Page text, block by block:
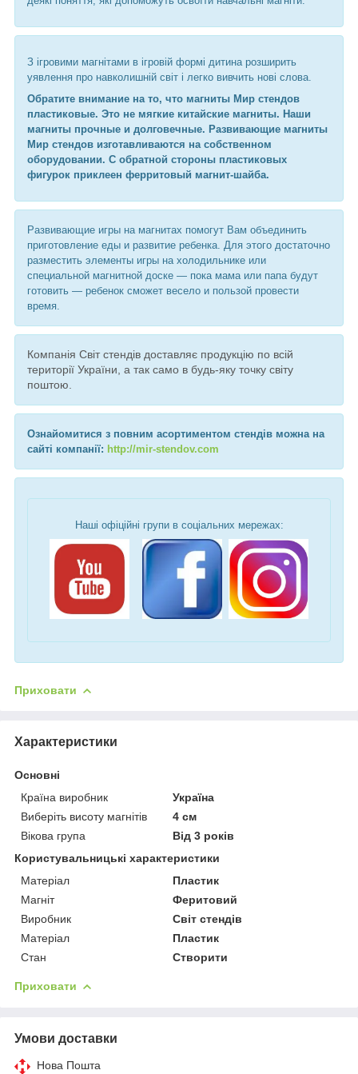
З ігровими магнітами в ігровій формі дитина розширить
уявлення про навколишній світ і легко вивчить нові слова.
Обратите внимание на то, что магниты Мир стендов
пластиковые. Это не мягкие китайские магниты. Наши
магниты прочные и долговечные. Развивающие магниты
Мир стендов изготавливаются на собственном
оборудовании. С обратной стороны пластиковых
фигурок приклеен ферритовый магнит-шайба.
Развивающие игры на магнитах помогут Вам объединить
приготовление еды и развитие ребенка. Для этого достаточно
разместить элементы игры на холодильнике или
специальной магнитной доске ― пока мама или папа будут
готовить ― ребенок сможет весело и пользой провести
время.
Компанія Світ стендів доставляє продукцію по всій
території України, а так само в будь-яку точку світу
поштою.
Ознайомитися з повним асортиментом стендів можна на
сайті компанії: http://mir-stendov.com
Наші офіційні групи в соціальних мережах:
Приховати
Характеристики
Основні
Країна виробник
Україна
Виберіть висоту магнітів
4 см
Вікова група
Від 3 років
Користувальницькі характеристики
Матеріал
Пластик
Магніт
Феритовий
Виробник
Світ стендів
Матеріал
Пластик
Стан
Створити
Приховати
Умови доставки
Нова Пошта